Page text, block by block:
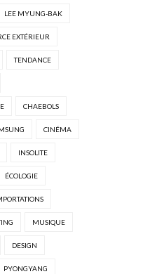
LEE MYUNG-BAK
EXTÉRIEUR
TENDANCE
CHAEBOLS
CINÉMA
INSOLITE
ÉCOLOGIE
MUSIQUE
DESIGN
PYONGYANG